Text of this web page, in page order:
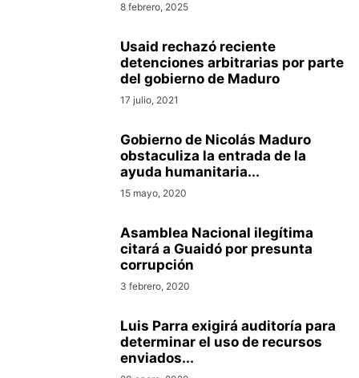
8 febrero, 2025
Usaid rechazó reciente
detenciones arbitrarias por parte
del gobierno de Maduro
17 julio, 2021
Gobierno de Nicolás Maduro
obstaculiza la entrada de la
ayuda humanitaria...
15 mayo, 2020
Asamblea Nacional ilegítima
citará a Guaidó por presunta
corrupción
3 febrero, 2020
Luis Parra exigirá auditoría para
determinar el uso de recursos
enviados...